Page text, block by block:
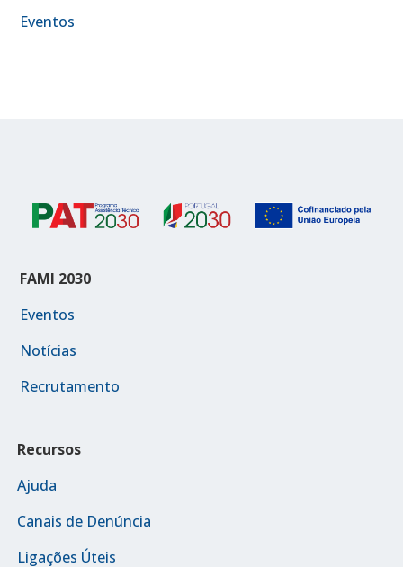
Eventos
FAMI 2030
Eventos
Notícias
Recrutamento
Recursos
Ajuda
Canais de Denúncia
Ligações Úteis